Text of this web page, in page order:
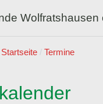
Startseite Termine